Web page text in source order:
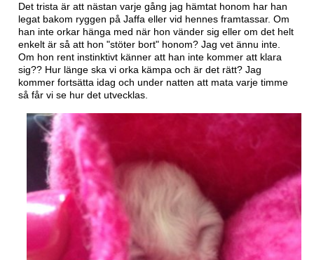
Det trista är att nästan varje gång jag hämtat honom har han
legat bakom ryggen på Jaffa eller vid hennes framtassar. Om
han inte orkar hänga med när hon vänder sig eller om det helt
enkelt är så att hon "stöter bort" honom? Jag vet ännu inte.
Om hon rent instinktivt känner att han inte kommer att klara
sig?? Hur länge ska vi orka kämpa och är det rätt? Jag
kommer fortsätta idag och under natten att mata varje timme
så får vi se hur det utvecklas.